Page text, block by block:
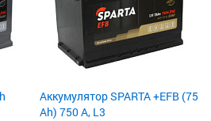
Аккумулятор SPARTA +EFB (75
Ah) 750 А, L3